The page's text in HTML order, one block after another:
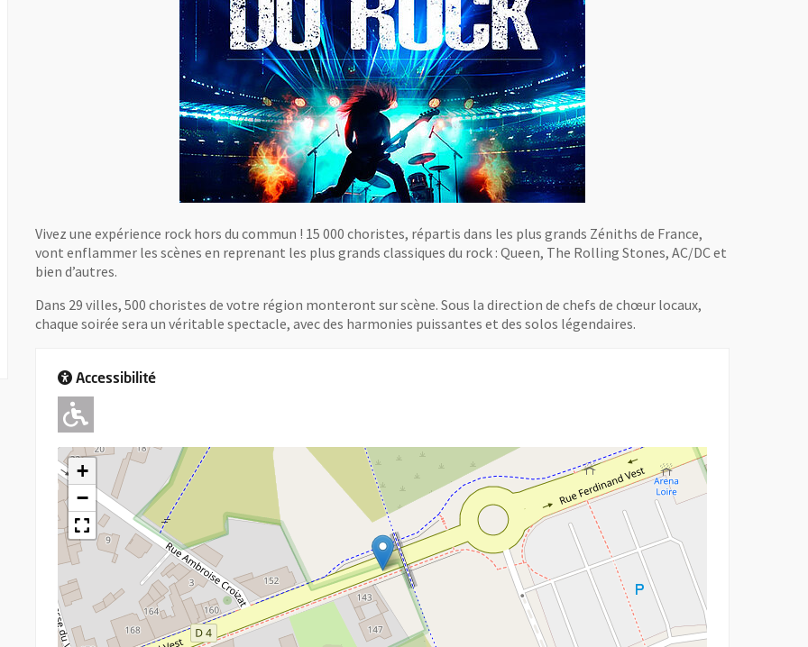
Vivez une expérience rock hors du commun ! 15 000 choristes, répartis dans les plus grands Zéniths de France,
vont enflammer les scènes en reprenant les plus grands classiques du rock : Queen, The Rolling Stones, AC/DC et
bien d’autres.
Dans 29 villes, 500 choristes de votre région monteront sur scène. Sous la direction de chefs de chœur locaux,
chaque soirée sera un véritable spectacle, avec des harmonies puissantes et des solos légendaires.
Accessibilité
Adapté pour l'handicap Moteur
+
−